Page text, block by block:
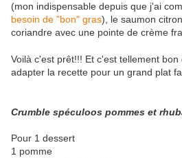
(mon indispensable depuis que j'ai
besoin de "bon" gras), le saumon
coriandre avec une pointe de crème
Voilà c'est prêt!!! Et c'est tellement
adapter la recette pour un grand plat
Crumble spéculoos pommes et
Pour 1 dessert
1 pomme